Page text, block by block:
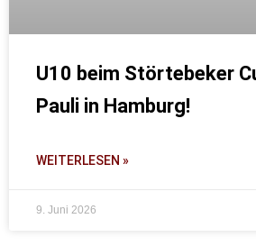
U10 beim Störtebeker
Pauli in Hamburg!
WEITERLESEN »
9. Juni 2026